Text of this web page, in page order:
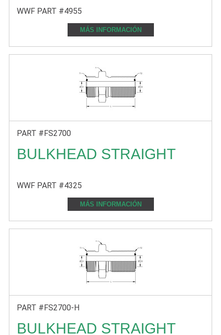
WWF PART #4955
MÁS INFORMACIÓN
PART #FS2700
BULKHEAD STRAIGHT
WWF PART #4325
MÁS INFORMACIÓN
PART #FS2700-H
BULKHEAD STRAIGHT